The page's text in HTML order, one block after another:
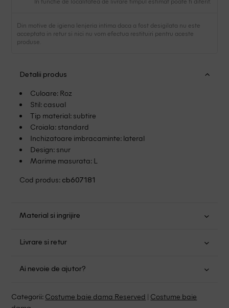
Din motive de igiena lenjeria intima daca a fost desigilata nu este
acceptata in retur si nici nu vom efectua restituiri pentru aceste
produse.
Detalii produs
Culoare: Roz
Stil: casual
Tip material: subtire
Croiala: standard
Inchizatoare imbracaminte: lateral
Design: snur
Marime masurata: L
Cod produs: cb607181
Material si ingrijire
Nu folositi inalbitor
Nu uscati in uscator
Fara curatare chimica
Livrare si retur
mare de 149.00 lei.
Ai nevoie de ajutor?
Categorii: Costume baie dama Reserved | Costume baie